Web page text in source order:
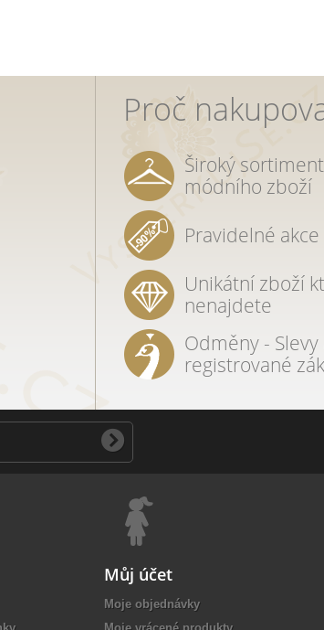
Proč
Široký
módního zboží
Pravidelné
Unikátní zboží
nenajdete
Odměny -
registrované
Můj účet
Moje objednávky